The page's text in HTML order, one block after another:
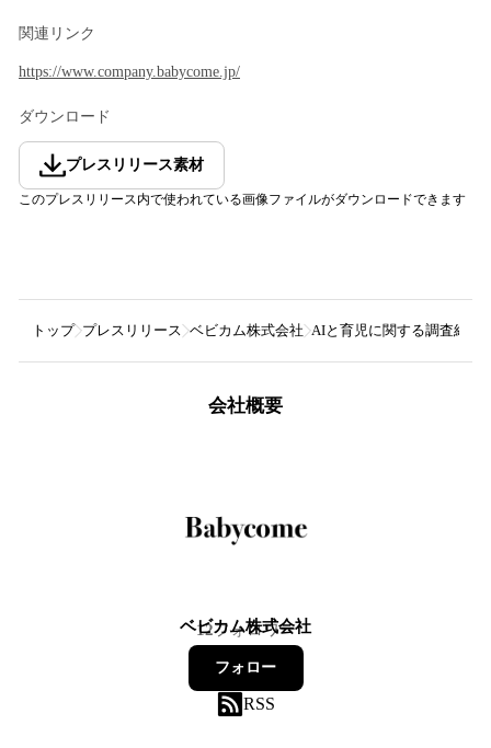
関連リンク
https://www.company.babycome.jp/
ダウンロード
プレスリリース素材
このプレスリリース内で使われている画像ファイルがダウンロードできます
トップ プレスリリース ベビカム株式会社 AIと育児に関する調査結果
会社概要
ベビカム株式会社
12フォロワー
フォロー
RSS